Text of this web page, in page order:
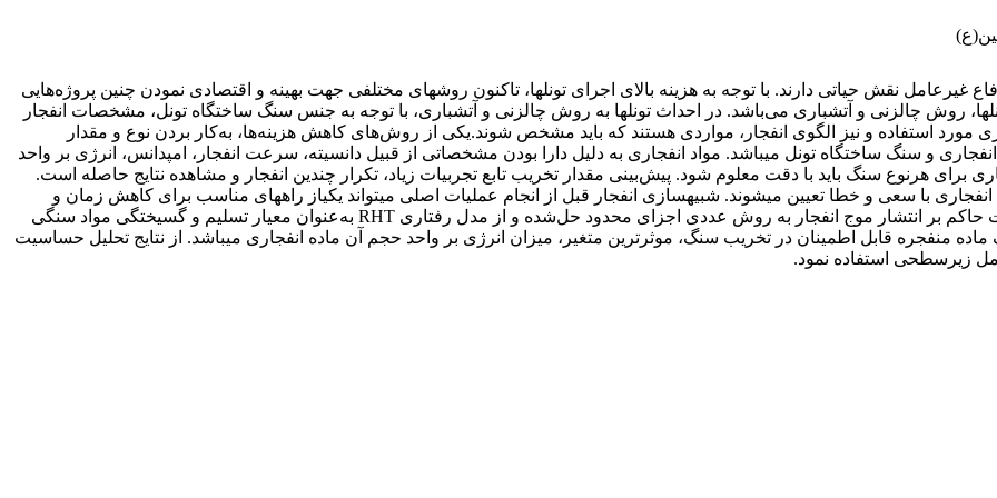
نقش حیاتی دارند. با توجه به هزینه بالای اجرای تونل­ها، تاکنون روش­های مختلفی جهت بهینه و اقتصادی نمودن چنین پروژه‌هایی
چالزنی و آتشباری می‌باشد. در احداث تونل­ها به روش چالزنی و آتشباری، با توجه به جنس سنگ ساختگاه تونل، مشخصات انفجار
مورد استفاده و نیز الگوی انفجار، مواردی هستند که باید مشخص شوند.یکی از روش‌های کاهش هزینه‌ها، به‌کار بردن نوع و مقدار
و سنگ ساختگاه تونل می­باشد. مواد انفجاری به دلیل دارا بودن مشخصاتی از قبیل دانسیته، سرعت انفجار، امپدانس، انرژی بر واحد
برای هرنوع سنگ باید با دقت معلوم شود. پیش‌بینی مقدار تخریب تابع تجربیات زیاد، تکرار چندین انفجار و مشاهده نتایج حاصله است.
انفجاری با سعی و خطا تعیین می­شوند. شبیه­سازی انفجار قبل از انجام عملیات اصلی می­تواند یکی­از راه­های مناسب برای کاهش زمان و
هزینه و پیش­بینی بهتر نتایج حاصل از انفجار باشد. در این مقاله معادلات حاکم بر انتشار موج انفجار به روش عددی اجزای محدود حل‌شده و از مدل رفتاری RHT به‌عنوان معیار تسلیم و گسیختگی مواد سنگی
منفجره قابل اطمینان در تخریب سنگ، موثرترین متغیر، میزان انرژی بر واحد حجم آن ماده انفجاری می­باشد. از نتایج تحلیل حساسیت
زیرسطحی استفاده نمود.